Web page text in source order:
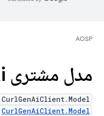
AOSP
مدل مشتری Curl
CurlGenAiClient.Model